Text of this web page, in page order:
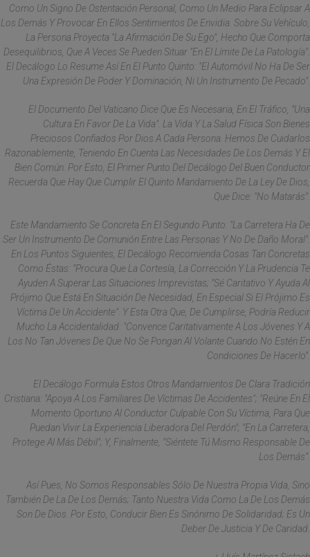
Como Un Signo De Ostentación Personal, Como Un Medio Para Eclipsar A
Los Demás Y Provocar En Ellos Sentimientos De Envidia. Sobre Su Vehículo,
La Persona Proyecta "la Afirmación De Su Ego", Hecho Que Comporta
Desequilibrios, Que A Veces Se Pueden Situar "en El Límite De La Patología".
El Decálogo Lo Resume Así En El Punto Quinto: "El Automóvil No Ha De Ser
Una Expresión De Poder Y Dominación, Ni Un Instrumento De Pecado".
El Documento Del Vaticano Dice Que Es Necesaria, En El Tráfico, "una
Cultura En Favor De La Vida". La Vida Y La Salud Física Son Bienes
Preciosos Confiados Por Dios A Cada Persona. Hemos De Cuidarlos
Razonablemente, Teniendo En Cuenta Las Necesidades De Los Demás Y El
Bien Común. Por Esto, El Primer Punto Del Decálogo Del Buen Conductor
Recuerda Que Hay Que Cumplir El Quinto Mandamiento De La Ley De Dios,
Que Dice: "No Matarás".
Este Mandamiento Se Concreta En El Segundo Punto: "La Carretera Ha De
Ser Un Instrumento De Comunión Entre Las Personas Y No De Daño Moral".
En Los Puntos Siguientes, El Decálogo Recomienda Cosas Tan Concretas
Como Éstas: "Procura Que La Cortesía, La Corrección Y La Prudencia Te
Ayuden A Superar Las Situaciones Imprevistas; "sé Caritativo Y Ayuda Al
Prójimo Que Está En Situación De Necesidad, En Especial Si El Prójimo Es
Víctima De Un Accidente". Y Esta Otra Que, De Cumplirse, Podría Reducir
Mucho La Accidentalidad: "Convence Caritativamente A Los Jóvenes Y A
Los No Tan Jóvenes De Que No Se Pongan Al Volante Cuando No Estén En
Condiciones De Hacerlo".
El Decálogo Formula Estos Otros Mandamientos De Clara Tradición
Cristiana: "Apoya A Los Familiares De Víctimas De Accidentes"; "reúne En El
Momento Oportuno Al Conductor Culpable Con Su Víctima, Para Que
Puedan Vivir La Experiencia Liberadora Del Perdón"; "en La Carretera,
Protege Al Más Débil"; Y, Finalmente, "siéntete Tú Mismo Responsable De
Los Demás”.
Así Pues, No Somos Responsables Sólo De Nuestra Propia Vida, Sino
También De La De Los Demás; Tanto Nuestra Vida Como La De Los Demás
Son De Dios. Por Esto, Conducir Bien Es Sinónimo De Solidaridad; Es Un
Deber De Justicia Y De Caridad.